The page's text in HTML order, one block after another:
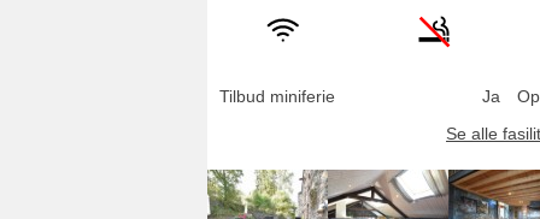
Tilbud miniferie
Ja
Se alle